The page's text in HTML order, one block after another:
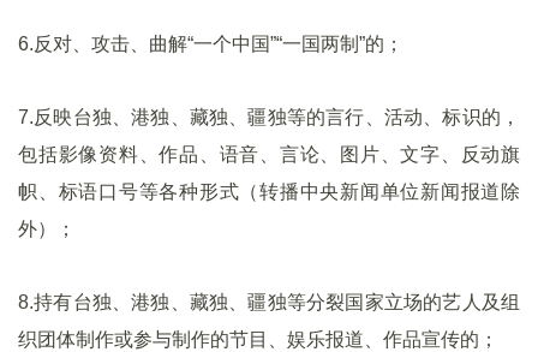
6.反对、攻击、曲解“一个中国”“一国两制”的；
7.反映台独、港独、藏独、疆独等的言行、活动、标识的，
包括影像资料、作品、语音、言论、图片、文字、反动旗
帜、标语口号等各种形式（转播中央新闻单位新闻报道除
外）；
8.持有台独、港独、藏独、疆独等分裂国家立场的艺人及组
织团体制作或参与制作的节目、娱乐报道、作品宣传的；